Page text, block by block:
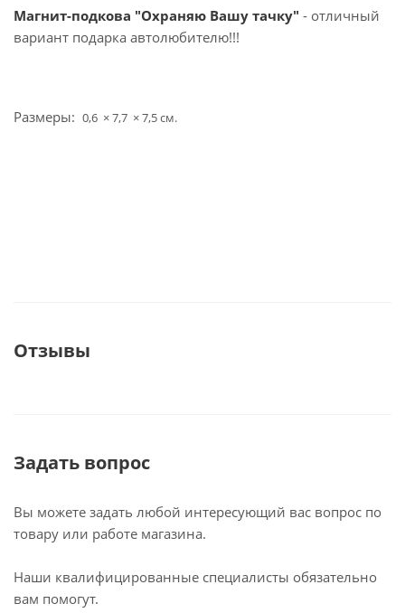
Магнит-подкова "Охраняю Вашу тачку" - отличный
вариант подарка автолюбителю!!!
Размеры: 0,6 × 7,7 × 7,5см.
Отзывы
Задать вопрос
Вы можете задать любой интересующий вас вопрос по
товару или работе магазина.
Наши квалифицированные специалисты обязательно
вам помогут.